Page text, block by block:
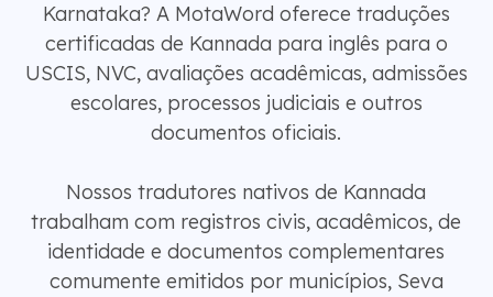
Karnataka? A MotaWord oferece traduções
certificadas de Kannada para inglês para o
USCIS, NVC, avaliações acadêmicas, admissões
escolares, processos judiciais e outros
documentos oficiais.
Nossos tradutores nativos de Kannada
trabalham com registros civis, acadêmicos, de
identidade e documentos complementares
comumente emitidos por municípios, Seva